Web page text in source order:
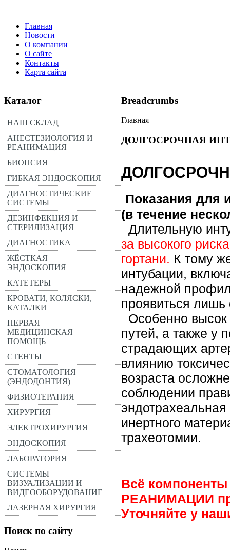
Главная
Новости
О компании
О сайте
Контакты
Карта сайта
Каталог
НАШ СКЛАД
АНЕСТЕЗИОЛОГИЯ И
РЕАНИМАЦИЯ
БИОПСИЯ
ГИБКАЯ ЭНДОСКОПИЯ
ДИАГНОСТИЧЕСКИЕ
СИСТЕМЫ
ДЕЗИНФЕКЦИЯ И
СТЕРИЛИЗАЦИЯ
ДИАГНОСТИКА
ЖЁСТКАЯ
ЭНДОСКОПИЯ
КАТЕТЕРЫ
КРОВАТИ, КОЛЯСКИ,
КАТАЛКИ
ПЕРВАЯ
МЕДИЦИНСКАЯ
ПОМОЩЬ
СТЕНТЫ
СТОМАТОЛОГИЯ
(ЭНДОДОНТИЯ)
ФИЗИОТЕРАПИЯ
ХИРУРГИЯ
ЭЛЕКТРОХИРУРГИЯ
ЭНДОСКОПИЯ
ЛАБОРАТОРИЯ
СИСТЕМЫ
ВИЗУАЛИЗАЦИИ И
ВИДЕООБОРУДОВАНИЕ
ЛАЗЕРНАЯ ХИРУРГИЯ
Поиск по сайту
Breadcrumbs
Главная
ДОЛГОСРОЧНАЯ
Показания для
(в течение
Длительную
за высокого
гортани. К тому
интубации,
надежной
проявиться лишь
Особенно
путей, а также у
страдающих
влиянию
возраста
соблюдении
эндотрахеальная
инертного
трахеотомии.
Всё
РЕАНИМАЦИИ
Уточняйте у